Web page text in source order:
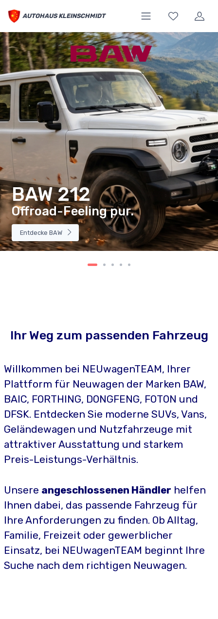
AUTOHAUS KLEINSCHMIDT
BAW 212
Offroad-Feeling pur.
Entdecke BAW
Ihr Weg zum passenden Fahrzeug
Willkommen bei NEUwagenTEAM, Ihrer
Plattform für Neuwagen der Marken BAW,
BAIC, FORTHING, DONGFENG, FOTON und
DFSK. Entdecken Sie moderne SUVs, Vans,
Geländewagen und Nutzfahrzeuge mit
attraktiver Ausstattung und starkem
Preis-Leistungs-Verhältnis.
Unsere angeschlossenen Händler helfen
Ihnen dabei, das passende Fahrzeug für
Ihre Anforderungen zu finden. Ob Alltag,
Familie, Freizeit oder gewerblicher
Einsatz, bei NEUwagenTEAM beginnt Ihre
Suche nach dem richtigen Neuwagen.